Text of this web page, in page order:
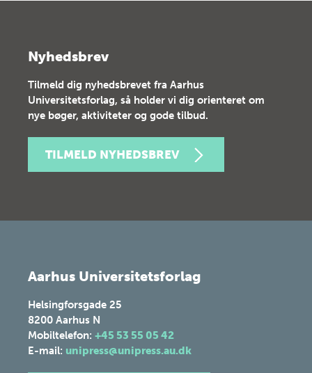
Nyhedsbrev
Tilmeld dig nyhedsbrevet fra Aarhus
Universitetsforlag, så holder vi dig orienteret om
nye bøger, aktiviteter og gode tilbud.
TILMELD NYHEDSBREV
Aarhus Universitetsforlag
Helsingforsgade 25
8200 Aarhus N
Mobiltelefon: +45 53 55 05 42
E-mail: unipress@unipress.au.dk